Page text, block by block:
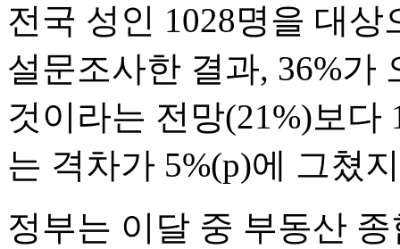
전국 성인 1028명을 대
설문조사한 결과, 36%가
것이라는 전망(21%)보다
는 격차가 5%(p)에 그쳤
정부는 이달 중 부동산